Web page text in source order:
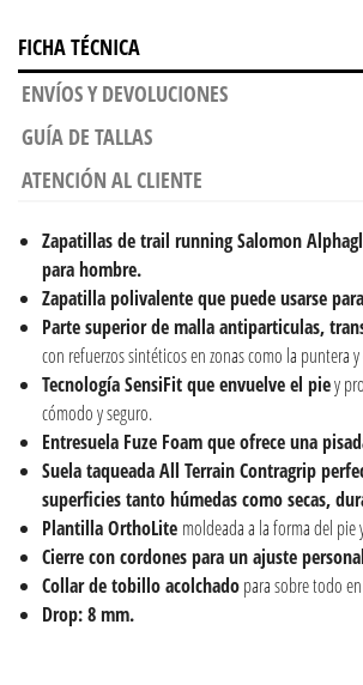
FICHA TÉCNICA
ENVÍOS Y DEVOLUCIONES
GUÍA DE TALLAS
ATENCIÓN AL CLIENTE
Zapatillas de trail runningSalomon
para hombre.
Zapatilla polivalente que puede usarse para
Parte superior de malla antiparticulas,
con refuerzos sintéticos en zonas como la puntera
Tecnología SensiFit que envuelve el piey
cómodo y seguro.
Entresuela Fuze Foam que ofrece una
Suela taqueada All Terrain Contragrip
superficies tanto húmedas como secas,
Plantilla OrthoLite moldeada a la forma del
Cierre con cordones para un ajuste
Collar de tobillo acolchadopara sobre todo
Drop: 8 mm.